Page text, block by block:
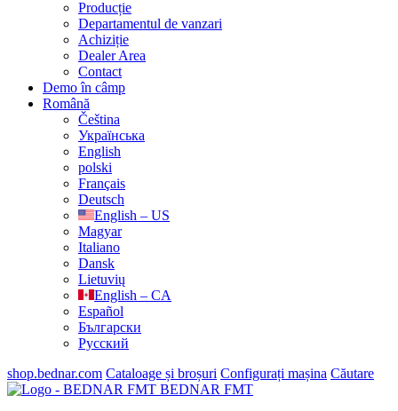
Producție
Departamentul de vanzari
Achiziție
Dealer Area
Contact
Demo în câmp
Română
Čeština
Українська
English
polski
Français
Deutsch
English – US
Magyar
Italiano
Dansk
Lietuvių
English – CA
Español
Български
Русский
shop.bednar.com Cataloage și broșuri Configurați mașina Căutare
BEDNAR FMT